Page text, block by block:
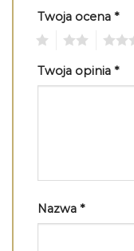
Twoja ocena *
Twoja opinia *
Nazwa *